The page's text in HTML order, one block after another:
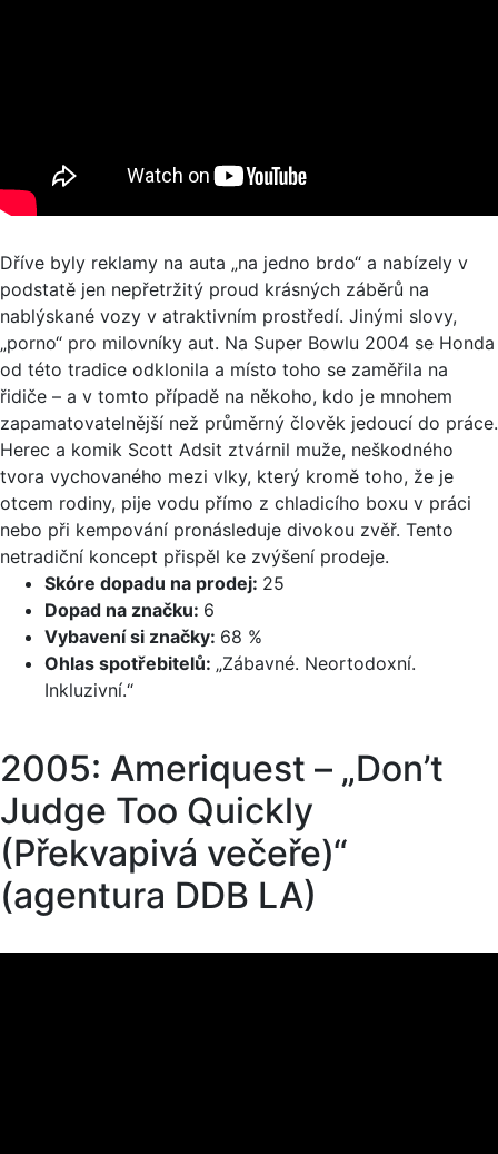
Dříve byly reklamy na auta „na jedno brdo“ a nabízely v
podstatě jen nepřetržitý proud krásných záběrů na
nablýskané vozy v atraktivním prostředí. Jinými slovy,
„porno“ pro milovníky aut. Na Super Bowlu 2004 se Honda
od této tradice odklonila a místo toho se zaměřila na
řidiče – a v tomto případě na někoho, kdo je mnohem
zapamatovatelnější než průměrný člověk jedoucí do práce.
Herec a komik Scott Adsit ztvárnil muže, neškodného
tvora vychovaného mezi vlky, který kromě toho, že je
otcem rodiny, pije vodu přímo z chladicího boxu v práci
nebo při kempování pronásleduje divokou zvěř. Tento
netradiční koncept přispěl ke zvýšení prodeje.
Skóre dopadu na prodej: 25
Dopad na značku: 6
Vybavení si značky: 68 %
Ohlas spotřebitelů: „Zábavné. Neortodoxní.
Inkluzivní.“
2005: Ameriquest – „Don’t
Judge Too Quickly
(Překvapivá večeře)“
(agentura DDB LA)